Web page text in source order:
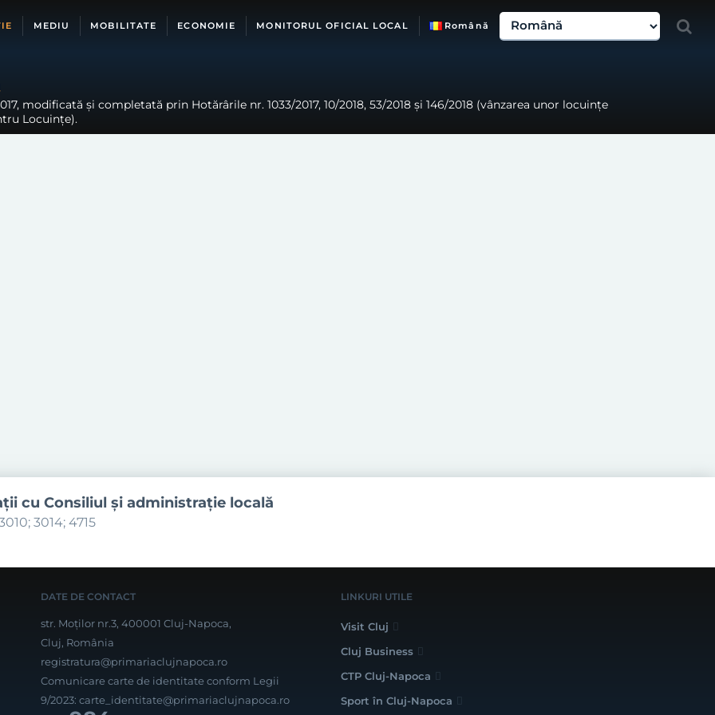
MEDIU MOBILITATE ECONOMIE MONITORUL OFICIAL LOCAL Română
modificată și completată prin Hotărârile nr. 1033/2017, 10/2018, 53/2018 și 146/2018 (vânzarea unor locuințe
Locuințe).
cu Consiliul şi administraţie locală
3014; 4715
DATE DE CONTACT
str. Moților nr.3, 400001 Cluj-Napoca,
Cluj, România
registratura@primariaclujnapoca.ro
Comunicare carte de identitate conform Legii
9/2023: carte_identitate@primariaclujnapoca.ro
LINKURI UTILE
Visit Cluj
Cluj Business
CTP Cluj-Napoca
Sport în Cluj-Napoca